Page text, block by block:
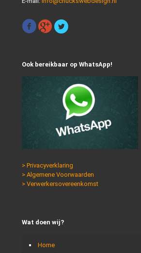
Ook bereikbaar op WhatsApp!
> Privacyverklaring
> Algemene Voorwaarden
> Verwerkersovereenkomst
Wat doen wij?
Home